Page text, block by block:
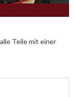
Teile mit einer